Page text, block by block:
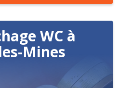
WC à
Mines